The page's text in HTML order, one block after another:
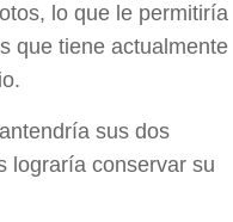
lo que le permitiría
que tiene actualmente
sus dos
lograría conservar su